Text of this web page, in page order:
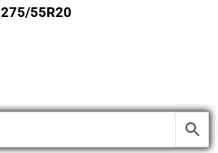
275/55R20